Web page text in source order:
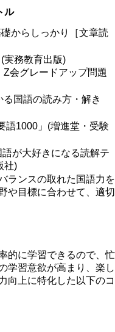
ル
からしっかり［文章読
実務教育出版)
Z会グレードアップ問題
る国語の読み方・解き
語1000」(増進堂・受験
語が大好きになる読解テ
社)
ランスの取れた国語力を
や目標に合わせて、適切
的に学習できるので、忙
学習意欲が高まり、楽し
向上に特化した以下のコ